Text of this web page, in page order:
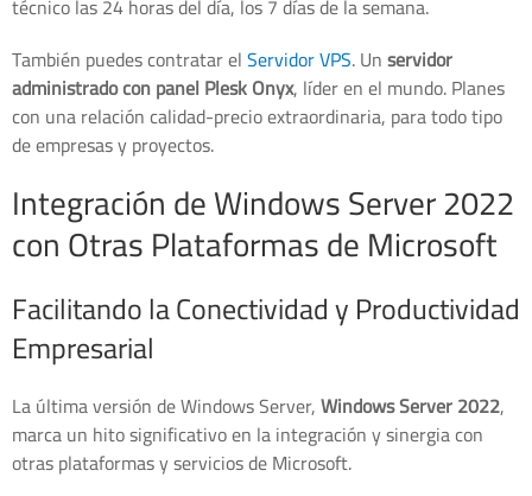
técnico las 24 horas del día, los 7 días de la semana.
También puedes contratar elServidor VPS. Unservidor
administrado con panel Plesk Onyx, líder en el mundo. Planes
con una relación calidad-precio extraordinaria, para todo tipo
de empresas y proyectos.
Integración de Windows Server 2022
con Otras Plataformas de Microsoft
Facilitando la Conectividad y Productividad
Empresarial
La última versión de Windows Server,Windows Server 2022,
marca un hito significativo en la integración y sinergia con
otras plataformas y servicios de Microsoft.